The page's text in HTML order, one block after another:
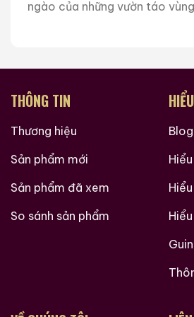
ngào của những vườn táo
THÔNG TIN
Thương hiệu
Sản phẩm mới
Sản phẩm đã xem
So sánh sản phẩm
Blog